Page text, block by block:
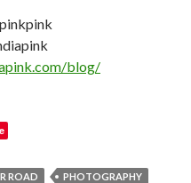
blog/
ROAD
PHOTOGRAPHY